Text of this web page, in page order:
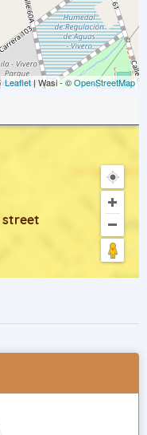
Leaflet| Wasi - ©OpenStreetMap
street